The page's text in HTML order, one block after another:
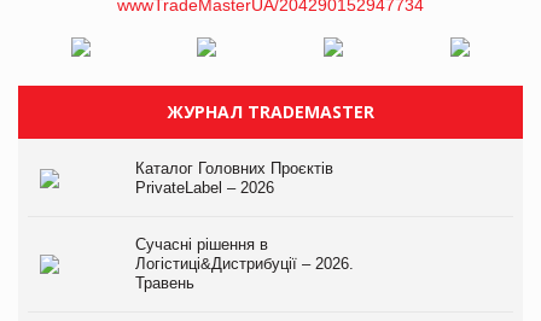
ЖУРНАЛ TRADEMASTER
Каталог Головних Проєктів
PrivateLabel – 2026
Сучасні рішення в
Логістиці&Дистрибуції – 2026.
Травень